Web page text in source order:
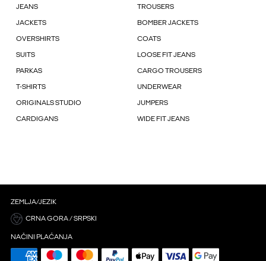
JEANS TROUSERS
JACKETS BOMBER JACKETS
OVERSHIRTS COATS
SUITS LOOSE FIT JEANS
PARKAS CARGO TROUSERS
T-SHIRTS UNDERWEAR
ORIGINALS STUDIO JUMPERS
CARDIGANS WIDE FIT JEANS
ZEMLJA/JEZIK
CRNA GORA / SRPSKI
NAČINI PLAĆANJA